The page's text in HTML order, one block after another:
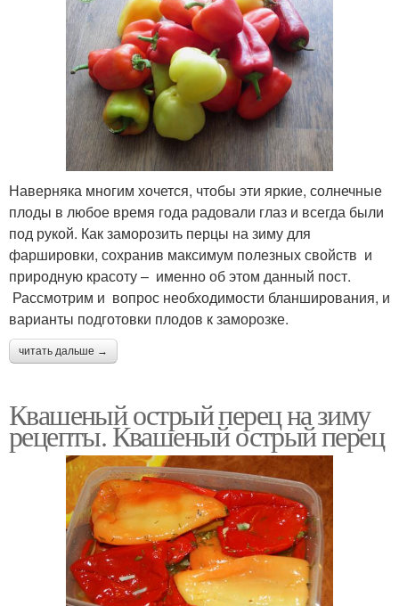
Наверняка многим хочется, чтобы эти яркие, солнечные
плоды в любое время года радовали глаз и всегда были
под рукой. Как заморозить перцы на зиму для
фаршировки, сохранив максимум полезных свойств и
природную красоту – именно об этом данный пост.
Рассмотрим и вопрос необходимости бланширования, и
варианты подготовки плодов к заморозке.
читать дальше →
Квашеный острый перец на зиму
рецепты. Квашеный острый перец